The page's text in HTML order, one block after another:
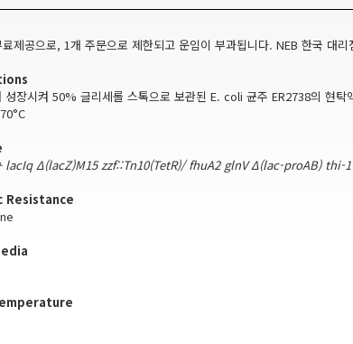
제공으로, 1개 주문으로 제한되고 운임이 부과됩니다. NEB 한국 대
성장시켜 50% 글리세롤 스톡으로 보관된 E. coli 균주 ER2738의 현탁
lacIq Δ(lacZ)M15 zzf::Tn10(TetR)/ fhuA2 glnV Δ(lac-proAB) thi-